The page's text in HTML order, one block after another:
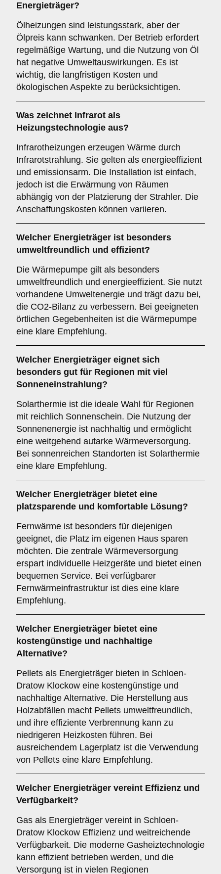
Energieträger?
Ölheizungen sind leistungsstark, aber der
Ölpreis kann schwanken. Der Betrieb erfordert
regelmäßige Wartung, und die Nutzung von Öl
hat negative Umweltauswirkungen. Es ist
wichtig, die langfristigen Kosten und
ökologischen Aspekte zu berücksichtigen.
Was zeichnet Infrarot als
Heizungstechnologie aus?
Infrarotheizungen erzeugen Wärme durch
Infrarotstrahlung. Sie gelten als energieeffizient
und emissionsarm. Die Installation ist einfach,
jedoch ist die Erwärmung von Räumen
abhängig von der Platzierung der Strahler. Die
Anschaffungskosten können variieren.
Welcher Energieträger ist besonders
umweltfreundlich und effizient?
Die Wärmepumpe gilt als besonders
umweltfreundlich und energieeffizient. Sie nutzt
vorhandene Umweltenergie und trägt dazu bei,
die CO2-Bilanz zu verbessern. Bei geeigneten
örtlichen Gegebenheiten ist die Wärmepumpe
eine klare Empfehlung.
Welcher Energieträger eignet sich
besonders gut für Regionen mit viel
Sonneneinstrahlung?
Solarthermie ist die ideale Wahl für Regionen
mit reichlich Sonnenschein. Die Nutzung der
Sonnenenergie ist nachhaltig und ermöglicht
eine weitgehend autarke Wärmeversorgung.
Bei sonnenreichen Standorten ist Solarthermie
eine klare Empfehlung.
Welcher Energieträger bietet eine
platzsparende und komfortable Lösung?
Fernwärme ist besonders für diejenigen
geeignet, die Platz im eigenen Haus sparen
möchten. Die zentrale Wärmeversorgung
erspart individuelle Heizgeräte und bietet einen
bequemen Service. Bei verfügbarer
Fernwärmeinfrastruktur ist dies eine klare
Empfehlung.
Welcher Energieträger bietet eine
kostengünstige und nachhaltige
Alternative?
Pellets als Energieträger bieten in Schloen-
Dratow Klockow eine kostengünstige und
nachhaltige Alternative. Die Herstellung aus
Holzabfällen macht Pellets umweltfreundlich,
und ihre effiziente Verbrennung kann zu
niedrigeren Heizkosten führen. Bei
ausreichendem Lagerplatz ist die Verwendung
von Pellets eine klare Empfehlung.
Welcher Energieträger vereint Effizienz und
Verfügbarkeit?
Gas als Energieträger vereint in Schloen-
Dratow Klockow Effizienz und weitreichende
Verfügbarkeit. Die moderne Gasheiztechnologie
kann effizient betrieben werden, und die
Versorgung ist in vielen Regionen